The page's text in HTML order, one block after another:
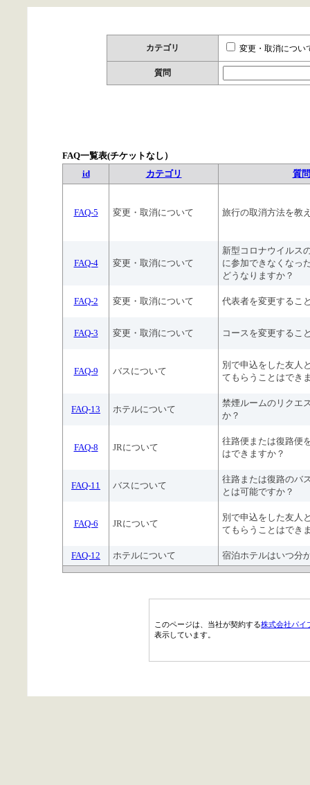
カテゴリ 変更・取消につい
質問
FAQ一覧表(チケットなし）
id
カテゴリ 質問
FAQ-5 変更・取消について 旅行の取消方法を教
FAQ-4 変更・取消について
新型コロナウイルス
に参加できなくなっ
どうなりますか？
FAQ-2 変更・取消について 代表者を変更するこ
FAQ-3 変更・取消について コースを変更するこ
FAQ-9 バスについて
別で申込をした友人
てもらうことはでき
FAQ-13 ホテルについて
禁煙ルームのリクエ
か？
FAQ-8 JRについて
往路便または復路便
はできますか？
FAQ-11 バスについて
往路または復路のバ
とは可能ですか？
FAQ-6 JRについて
別で申込をした友人
てもらうことはでき
FAQ-12 ホテルについて 宿泊ホテルはいつ分
このページは、当社が契約する株式会社パイ
表示しています。